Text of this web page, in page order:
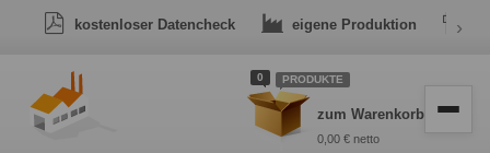
kostenloser Datencheck eigene Produktion ›
0 PRODUKTE
zum Warenkorb
0,00 € netto